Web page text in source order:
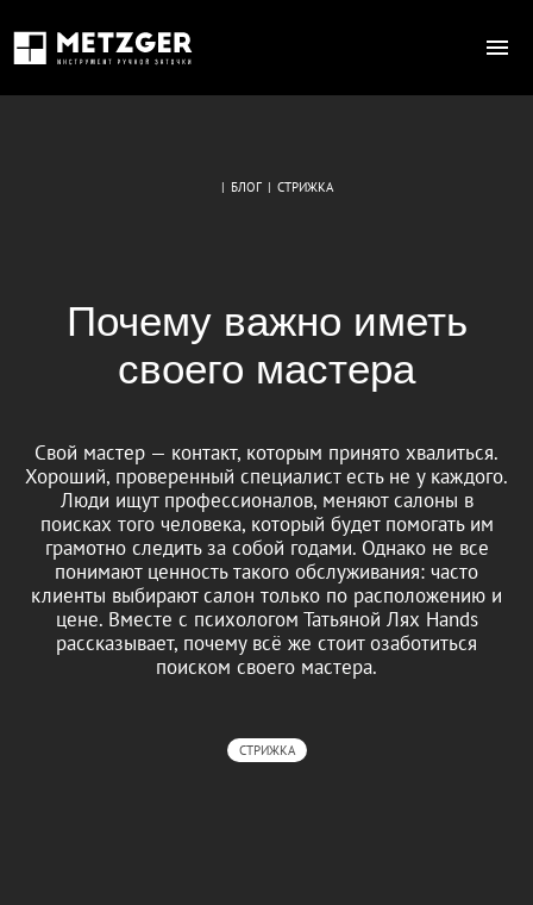
| БЛОГ | СТРИЖКА
Почему важно иметь
своего мастера
Свой мастер — контакт, которым принято хвалиться.
Хороший, проверенный специалист есть не у каждого.
Люди ищут профессионалов, меняют салоны в
поисках того человека, который будет помогать им
грамотно следить за собой годами. Однако не все
понимают ценность такого обслуживания: часто
клиенты выбирают салон только по расположению и
цене. Вместе с психологом Татьяной Лях Hands
рассказывает, почему всё же стоит озаботиться
поиском своего мастера.
СТРИЖКА